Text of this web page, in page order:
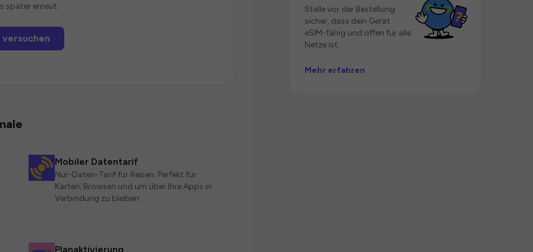
später erneut.
Mobiler Datentarif
Nur-Daten-Tarif für Reisen. Perfekt für
Karten, Browsen und um über Ihre Apps in
Verbindung zu bleiben.
Planaktivierung
Stelle vor der Bestellung
sicher, dass dein Gerät
eSIM-fähig und offen für alle
Netze ist.
Mehr erfahren